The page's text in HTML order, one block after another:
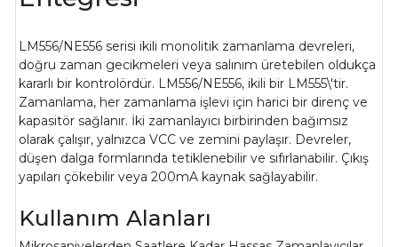
LM556/NE556 serisi ikili monolitik zamanlama devreleri,
doğru zaman gecikmeleri veya salınım üretebilen oldukça
kararlı bir kontrolördür. LM556/NE556, ikili bir LM555\'tir.
Zamanlama, her zamanlama işlevi için harici bir direnç ve
kapasitör sağlanır. İki zamanlayıcı birbirinden bağımsız
olarak çalışır, yalnızca VCC ve zemini paylaşır. Devreler,
düşen dalga formlarında tetiklenebilir ve sıfırlanabilir. Çıkış
yapıları çökebilir veya 200mA kaynak sağlayabilir.
Kullanım Alanları